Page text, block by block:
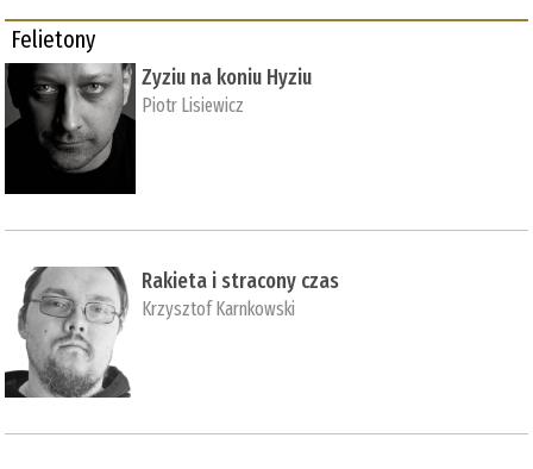
Felietony
Zyziu na koniu Hyziu
Piotr Lisiewicz
Rakieta i stracony czas
Krzysztof Karnkowski